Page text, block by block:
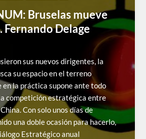
Bruselas mueve
Fernando Delage
sus nuevos dirigentes, la
su espacio en el terreno
en la práctica supone ante todo
competición estratégica entre
Con solo unos días de
una doble ocasión para hacerlo,
Estratégico anual